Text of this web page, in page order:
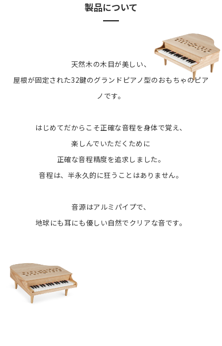
製品について
天然木の木目が美しい、
屋根が固定された32鍵のグランドピアノ型のおもちゃのピア
ノです。
はじめてだからこそ正確な音程を身体で覚え、
楽しんでいただくために
正確な音程精度を追求しました。
音程は、半永久的に狂うことはありません。
音源はアルミパイプで、
地球にも耳にも優しい自然でクリアな音です。